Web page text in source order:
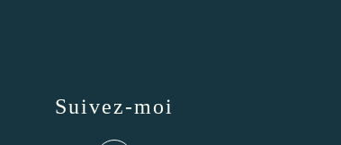
Suivez-moi